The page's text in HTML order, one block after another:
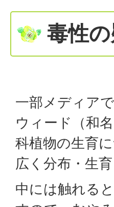
毒性
一部メディア
ウィード（和
科植物の生育
広く分布・生
中には触れる